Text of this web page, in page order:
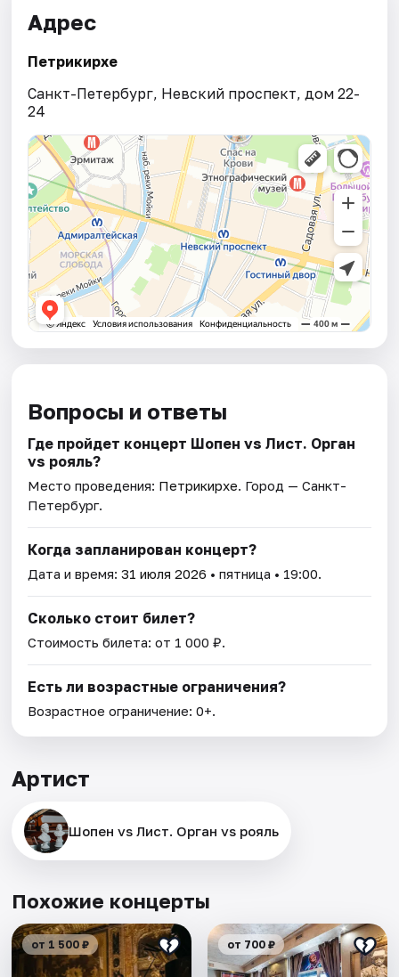
Адрес
Петрикирхе
Санкт-Петербург, Невский проспект, дом 22-
24
Вопросы и ответы
Где пройдет концерт Шопен vs Лист. Орган
vs рояль?
Место проведения: Петрикирхе. Город — Санкт-
Петербург.
Когда запланирован концерт?
Дата и время:31 июля 2026 • пятница • 19:00.
Сколько стоит билет?
Стоимость билета: от 1 000 ₽.
Есть ли возрастные ограничения?
Возрастное ограничение: 0+.
Артист
Шопен vs Лист. Орган vs рояль
Похожие концерты
от 1 500 ₽ от 700 ₽